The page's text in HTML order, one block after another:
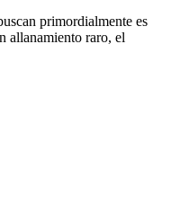
primordialmente es
allanamiento raro, el